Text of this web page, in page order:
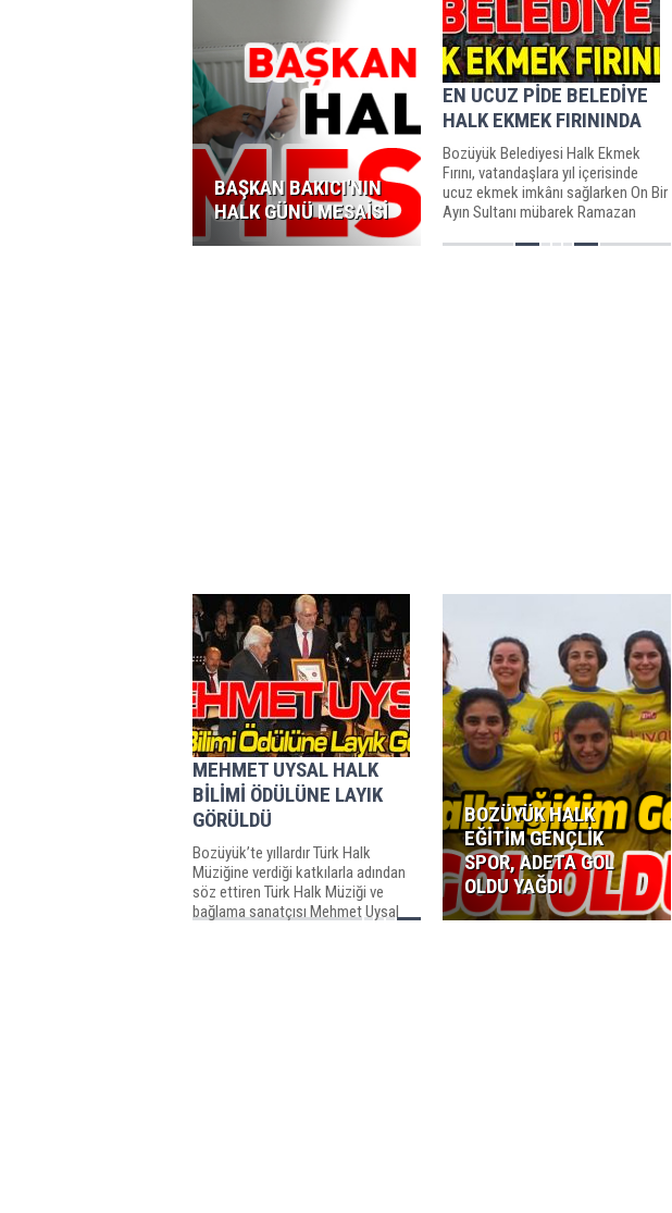
BAŞKAN BAKICI'NIN
HALK GÜNÜ MESAİSİ
EN UCUZ PİDE BELEDİYE
HALK EKMEK FIRININDA
Bozüyük Belediyesi Halk Ekmek
Fırını, vatandaşlara yıl içerisinde
ucuz ekmek imkânı sağlarken On Bir
Ayın Sultanı mübarek Ramazan
MEHMET UYSAL HALK
BİLİMİ ÖDÜLÜNE LAYIK
GÖRÜLDÜ
Bozüyük’te yıllardır Türk Halk
Müziğine verdiği katkılarla adından
söz ettiren Türk Halk Müziği ve
bağlama sanatçısı Mehmet Uysal
BOZÜYÜK HALK
EĞİTİM GENÇLİK
SPOR, ADETA GOL
OLDU YAĞDI